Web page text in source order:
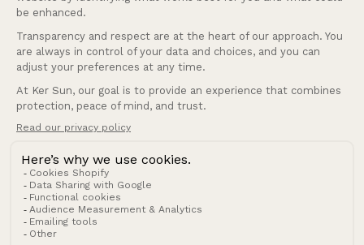
Politique de remboursement
Politique d’expéditionConditions générales de vente